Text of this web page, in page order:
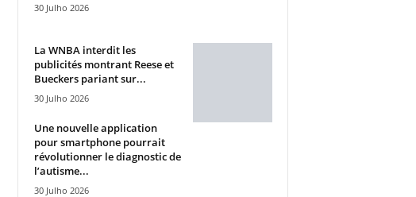
30 Julho 2026
La WNBA interdit les
publicités montrant Reese et
Bueckers pariant sur...
30 Julho 2026
Une nouvelle application
pour smartphone pourrait
révolutionner le diagnostic de
l’autisme...
30 Julho 2026